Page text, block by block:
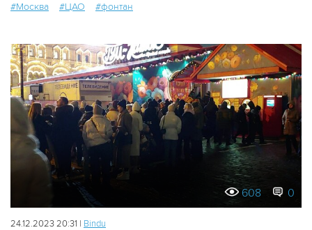
#Москва #ЦАО #фонтан
608 0
24.12.2023 20:31 | Bindu